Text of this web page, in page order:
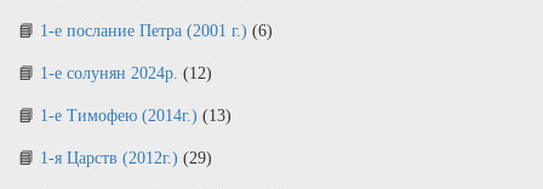
1-е послание Петра (2001 г.) (6)
1-е солунян 2024р. (12)
1-е Тимофею (2014г.) (13)
1-я Царств (2012г.) (29)